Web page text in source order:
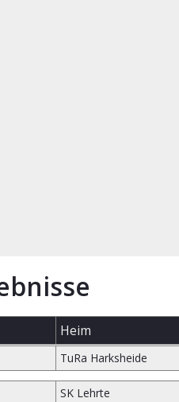
Heim
TuRa Harksheide
SK Lehrte